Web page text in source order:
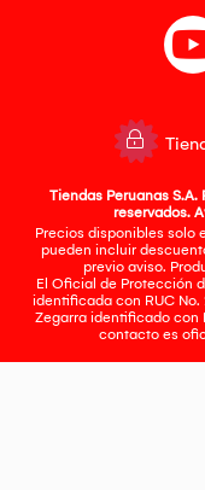
Tiendas Peruanas S.A.
reservados.
Precios disponibles solo
pueden incluir
previo aviso.
El Oficial de Protección
identificada con RUC No.
Zegarra identificado con
contacto es